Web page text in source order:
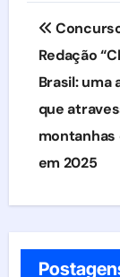
de
Post
Redação
Brasil: uma
que
montanhas
em 2025